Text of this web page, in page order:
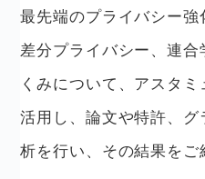
最先端のプライバシー強
差分プライバシー、連合
くみについて、アスタ
活用し、論文や特許、
析を行い、その結果をご